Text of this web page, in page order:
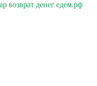
возврат денег едем.рф